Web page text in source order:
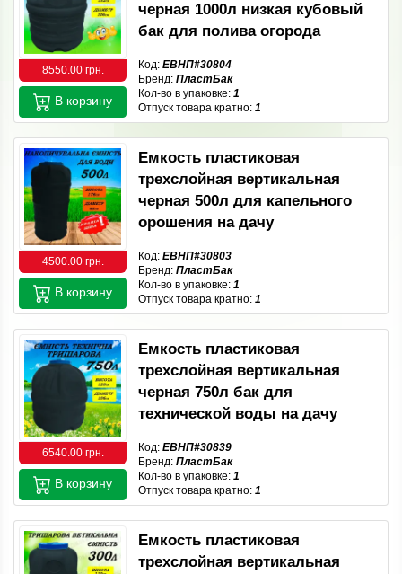
8550.00 грн.
черная 1000л низкая кубовый
бак для полива огорода
Код: ЕВНП#30804
Бренд: ПластБак
Кол-во в упаковке: 1
Отпуск товара кратно: 1
В корзину
4500.00 грн.
Емкость пластиковая
трехслойная вертикальная
черная 500л для капельного
орошения на дачу
Код: ЕВНП#30803
Бренд: ПластБак
Кол-во в упаковке: 1
Отпуск товара кратно: 1
В корзину
6540.00 грн.
Емкость пластиковая
трехслойная вертикальная
черная 750л бак для
технической воды на дачу
Код: ЕВНП#30839
Бренд: ПластБак
Кол-во в упаковке: 1
Отпуск товара кратно: 1
В корзину
Емкость пластиковая
трехслойная вертикальная